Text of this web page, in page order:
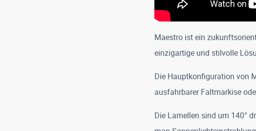
Maestro ist ein
einzigartige und stilvolle
Die Hauptkonfiguration von
ausfahrbarer Faltmarkise
Die Lamellen sind um 140°